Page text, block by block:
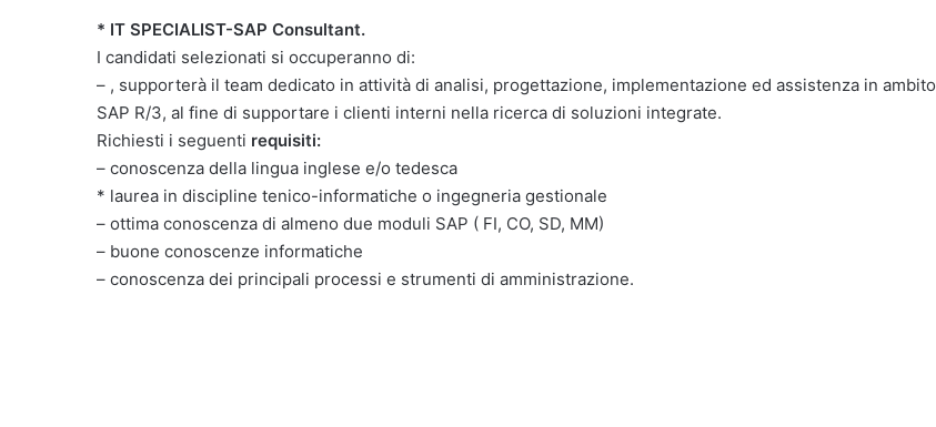
* IT SPECIALIST-SAP Consultant.
I candidati selezionati si occuperanno di:
– , supporterà il team dedicato in attività di analisi, progettazione, implementazione ed assistenza in ambito
SAP R/3, al fine di supportare i clienti interni nella ricerca di soluzioni integrate.
Richiesti i seguenti requisiti:
– conoscenza della lingua inglese e/o tedesca
* laurea in discipline tenico-informatiche o ingegneria gestionale
– ottima conoscenza di almeno due moduli SAP ( FI, CO, SD, MM)
– buone conoscenze informatiche
– conoscenza dei principali processi e strumenti di amministrazione.